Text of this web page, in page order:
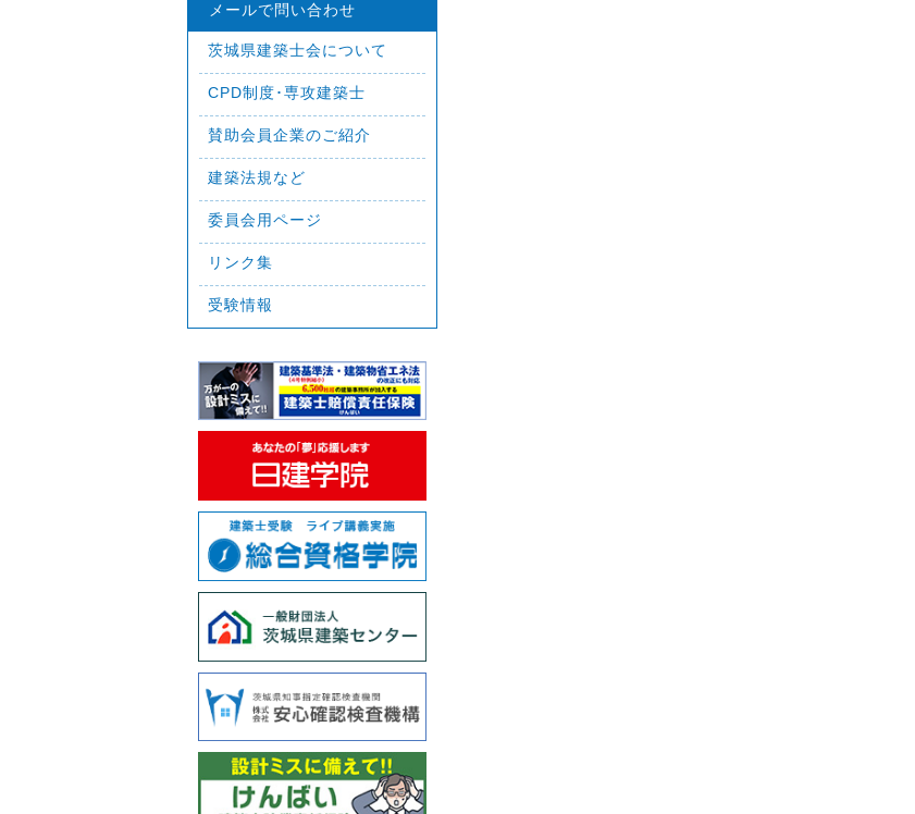
メールで問い合わせ
茨城県建築士会について
CPD制度･専攻建築士
賛助会員企業のご紹介
建築法規など
委員会用ページ
リンク集
受験情報